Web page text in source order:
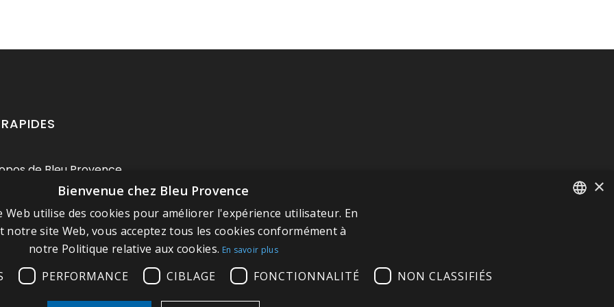
de Bleu Provence
légales
de vente
contacter
notre Showroom
site
×
Bienvenue chez Bleu Provence
Web utilise des cookies pour améliorer l'expérience utilisateur. En
notre site Web, vous acceptez tous les cookies conformément à
notre Politique relative aux cookies. En savoir plus
PERFORMANCE CIBLAGE FONCTIONNALITÉ NON CLASSIFIÉS